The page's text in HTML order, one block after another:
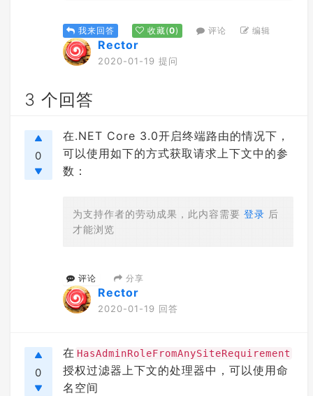
(0);
    }
我来回答 收藏(0) 评论 编辑
Rector
2020-01-19 提问
3 个回答
0
在.NET Core 3.0开启终端路由的情况下，
可以使用如下的方式获取请求上下文中的参
数：
为支持作者的劳动成果，此内容需要 登录 后
才能浏览
评论 分享
Rector
2020-01-19 回答
0
在 HasAdminRoleFromAnySiteRequirement
授权过滤器上下文的处理器中，可以使用命
名空间